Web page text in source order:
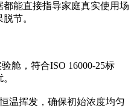
能直接指导家庭真实使用场
节。
舱，符合ISO 16000-25标
温挥发，确保初始浓度均匀